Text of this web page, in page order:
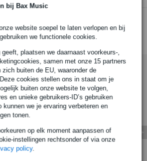
bij Bax Music
website soepel te laten verlopen en bij
we functionele cookies.
plaatsen we daarnaast voorkeurs-,
samen met onze 15 partners
zich buiten de EU, waaronder de
cookies stellen ons in staat om je
buiten onze website te volgen,
en unieke gebruikers-ID’s gebruiken
kunnen we je ervaring verbeteren en
tonen.
op elk moment aanpassen of
instellingen rechtsonder of via onze
policy.